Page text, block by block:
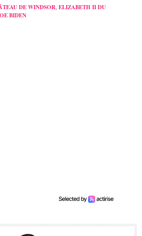
DE WINDSOR, ELIZABETH II DU
BIDEN